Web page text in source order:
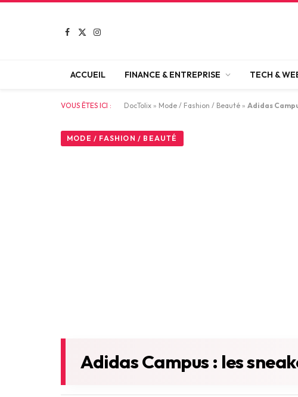
Facebook
X
Instagram
ACCUEIL FINANCE & ENTREPRISE TECH &
VOUS ÊTES ICI : DocTolix » Mode / Fashion / Beauté » Adidas
MODE / FASHION / BEAUTÉ
Adidas Campus : les